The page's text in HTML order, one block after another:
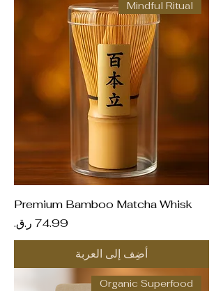
Mindful Ritual
Premium Bamboo Matcha Whisk
السعر
أضِف إلى العربة
Organic Superfood